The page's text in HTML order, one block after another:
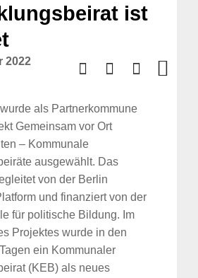
ist
2022
als Partnerkommune
Gemeinsam vor Ort
– Kommunale
ausgewählt. Das
von der Berlin
und finanziert von der
für politische Bildung. Im
Projektes wurde in den
ein Kommunaler
(KEB) als neues